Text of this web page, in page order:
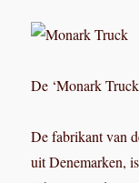
De ‘Monark
De fabrikant van
uit Denemarken,